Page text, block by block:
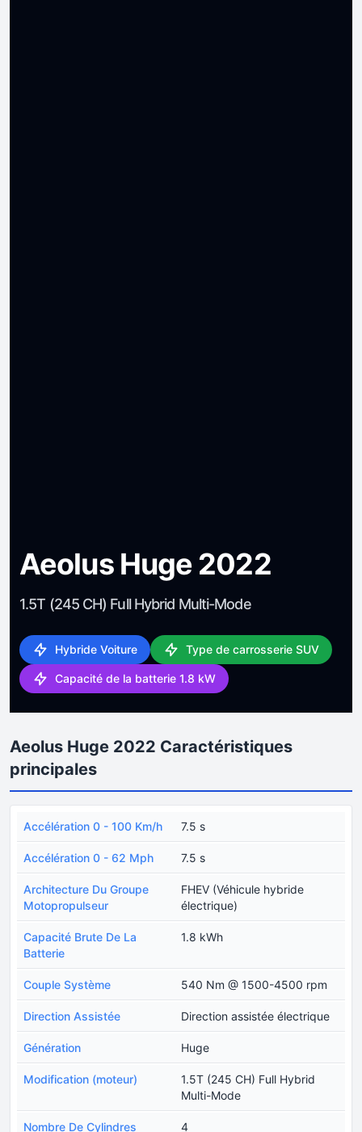
Aeolus Huge 2022
1.5T (245 CH) Full Hybrid Multi-Mode
Hybride Voiture Type de carrosserie SUV
Capacité de la batterie 1.8 kW
Aeolus Huge 2022 Caractéristiques
principales
Accélération 0 - 100 Km/h 7.5 s
Accélération 0 - 62 Mph 7.5 s
Architecture Du Groupe
Motopropulseur
FHEV (Véhicule hybride
électrique)
Capacité Brute De La
Batterie
1.8 kWh
Couple Système 540 Nm @ 1500-4500 rpm
Direction Assistée Direction assistée électrique
Génération Huge
Modification (moteur)
1.5T (245 CH) Full Hybrid
Multi-Mode
Nombre De Cylindres 4